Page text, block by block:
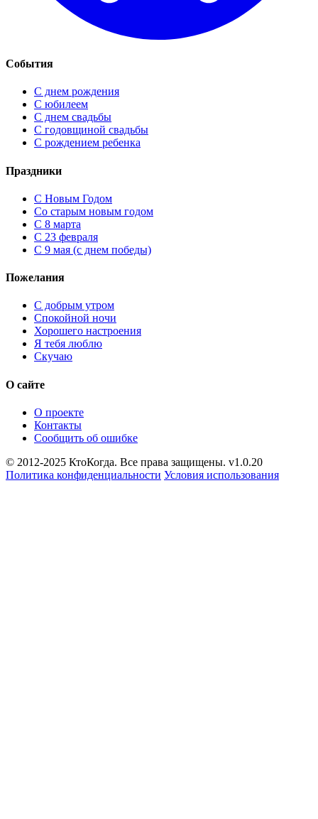
События
С днем рождения
С юбилеем
С днем свадьбы
С годовщиной свадьбы
С рождением ребенка
Праздники
C Новым Годом
Cо старым новым годом
С 8 марта
С 23 февраля
С 9 мая (с днем победы)
Пожелания
С добрым утром
Спокойной ночи
Хорошего настроения
Я тебя люблю
Скучаю
О сайте
О проекте
Контакты
Сообщить об ошибке
© 2012-2025 КтоКогда. Все права защищены. v1.0.20
Политика конфиденциальности Условия использования